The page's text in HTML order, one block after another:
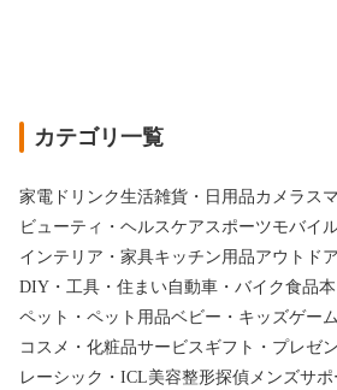
カテゴリ一覧
家電 ドリンク生活雑貨・日用品カメラ ス
ビューティ・ヘルスケアスポーツモバイ
インテリア・家具キッチン用品アウトドア
DIY・工具・住まい自動車・バイク食品
ペット・ペット用品ベビー・キッズゲーム
コスメ・化粧品サービス ギフト・プレゼ
レーシック・ICL美容整形探偵メンズサポ